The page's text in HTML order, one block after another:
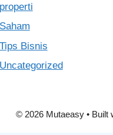
properti
Saham
Tips Bisnis
Uncategorized
© 2026 Mutaeasy• Built